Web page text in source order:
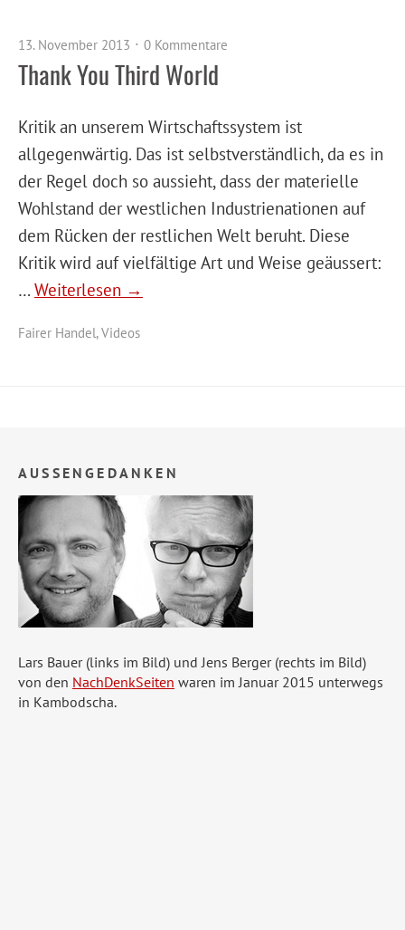
13. November 2013 0 Kommentare
Thank You Third World
Kritik an unserem Wirtschaftssystem ist
allgegenwärtig. Das ist selbstverständlich, da es in
der Regel doch so aussieht, dass der materielle
Wohlstand der westlichen Industrienationen auf
dem Rücken der restlichen Welt beruht. Diese
Kritik wird auf vielfältige Art und Weise geäussert:
… Weiterlesen →
Fairer Handel,Videos
AUSSENGEDANKEN
Lars Bauer (links im Bild) und Jens Berger (rechts im Bild)
von den NachDenkSeiten waren im Januar 2015 unterwegs
in Kambodscha.